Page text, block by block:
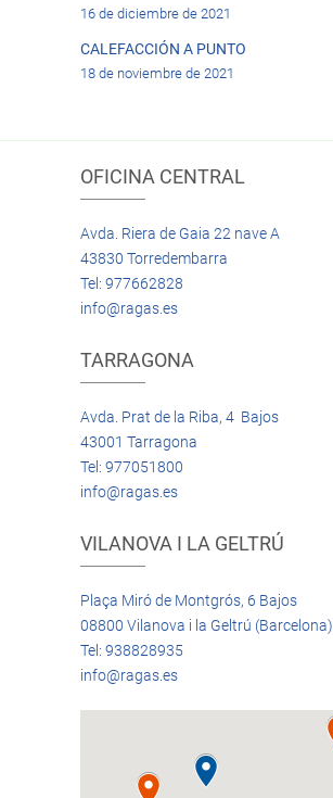
16 de diciembre de 2021
CALEFACCIÓN A PUNTO
18 de noviembre de 2021
OFICINA CENTRAL
Avda. Riera de Gaia 22 nave A
43830 Torredembarra
Tel: 977662828
info@ragas.es
TARRAGONA
Avda. Prat de la Riba, 4 Bajos
43001 Tarragona
Tel: 977051800
info@ragas.es
VILANOVA I LA GELTRÚ
Plaça Miró de Montgrós, 6 Bajos
08800 Vilanova i la Geltrú (Barcelona)
Tel: 938828935
info@ragas.es